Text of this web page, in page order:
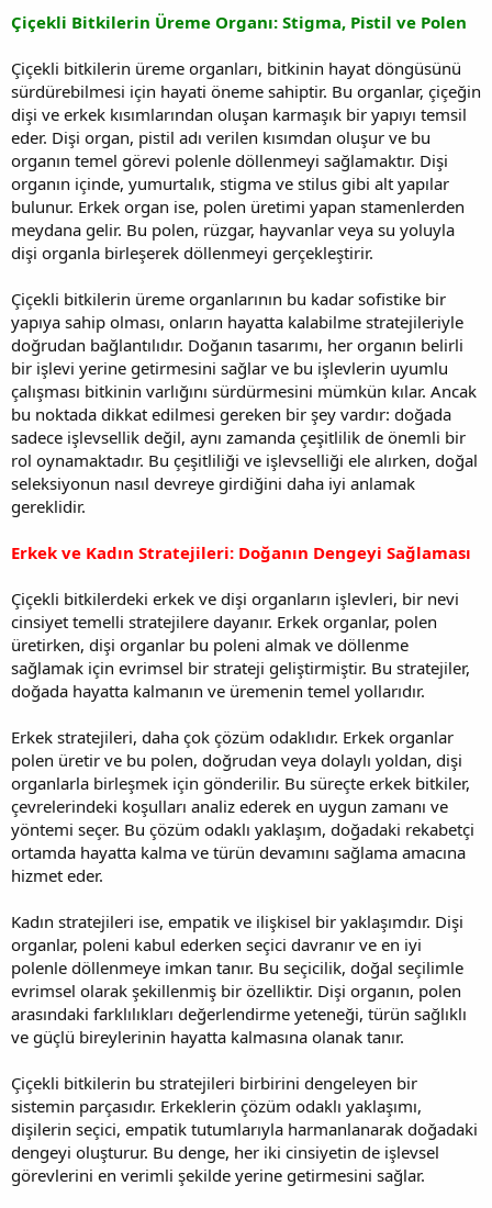
Çiçekli Bitkilerin Üreme Organı: Stigma, Pistil ve Polen
Çiçekli bitkilerin üreme organları, bitkinin hayat döngüsünü
sürdürebilmesi için hayati öneme sahiptir. Bu organlar, çiçeğin
dişi ve erkek kısımlarından oluşan karmaşık bir yapıyı temsil
eder. Dişi organ, pistil adı verilen kısımdan oluşur ve bu
organın temel görevi polenle döllenmeyi sağlamaktır. Dişi
organın içinde, yumurtalık, stigma ve stilus gibi alt yapılar
bulunur. Erkek organ ise, polen üretimi yapan stamenlerden
meydana gelir. Bu polen, rüzgar, hayvanlar veya su yoluyla
dişi organla birleşerek döllenmeyi gerçekleştirir.
Çiçekli bitkilerin üreme organlarının bu kadar sofistike bir
yapıya sahip olması, onların hayatta kalabilme stratejileriyle
doğrudan bağlantılıdır. Doğanın tasarımı, her organın belirli
bir işlevi yerine getirmesini sağlar ve bu işlevlerin uyumlu
çalışması bitkinin varlığını sürdürmesini mümkün kılar. Ancak
bu noktada dikkat edilmesi gereken bir şey vardır: doğada
sadece işlevsellik değil, aynı zamanda çeşitlilik de önemli bir
rol oynamaktadır. Bu çeşitliliği ve işlevselliği ele alırken, doğal
seleksiyonun nasıl devreye girdiğini daha iyi anlamak
gereklidir.
Erkek ve Kadın Stratejileri: Doğanın Dengeyi Sağlaması
Çiçekli bitkilerdeki erkek ve dişi organların işlevleri, bir nevi
cinsiyet temelli stratejilere dayanır. Erkek organlar, polen
üretirken, dişi organlar bu poleni almak ve döllenme
sağlamak için evrimsel bir strateji geliştirmiştir. Bu stratejiler,
doğada hayatta kalmanın ve üremenin temel yollarıdır.
Erkek stratejileri, daha çok çözüm odaklıdır. Erkek organlar
polen üretir ve bu polen, doğrudan veya dolaylı yoldan, dişi
organlarla birleşmek için gönderilir. Bu süreçte erkek bitkiler,
çevrelerindeki koşulları analiz ederek en uygun zamanı ve
yöntemi seçer. Bu çözüm odaklı yaklaşım, doğadaki rekabetçi
ortamda hayatta kalma ve türün devamını sağlama amacına
hizmet eder.
Kadın stratejileri ise, empatik ve ilişkisel bir yaklaşımdır. Dişi
organlar, poleni kabul ederken seçici davranır ve en iyi
polenle döllenmeye imkan tanır. Bu seçicilik, doğal seçilimle
evrimsel olarak şekillenmiş bir özelliktir. Dişi organın, polen
arasındaki farklılıkları değerlendirme yeteneği, türün sağlıklı
ve güçlü bireylerinin hayatta kalmasına olanak tanır.
Çiçekli bitkilerin bu stratejileri birbirini dengeleyen bir
sistemin parçasıdır. Erkeklerin çözüm odaklı yaklaşımı,
dişilerin seçici, empatik tutumlarıyla harmanlanarak doğadaki
dengeyi oluşturur. Bu denge, her iki cinsiyetin de işlevsel
görevlerini en verimli şekilde yerine getirmesini sağlar.